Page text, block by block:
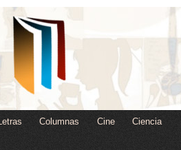
Letras Columnas Cine Ciencia